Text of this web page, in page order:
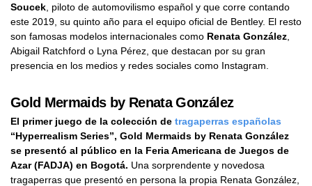
Soucek , piloto de automovilismo español y que corre contando
este 2019, su quinto año para el equipo oficial de Bentley. El resto
son famosas modelos internacionales como Renata González
Abigail Ratchford o Lyna Pérez, que destacan por su gran
presencia en los medios y redes sociales como Instagram.
Gold Mermaids by Renata González
El primer juego de la colección de tragaperras españolas
“Hyperrealism Series”, Gold Mermaids by Renata González
se presentó al público en la Feria Americana de Juegos de
Azar (FADJA) en Bogotá. Una sorprendente y novedosa
tragaperras que presentó en persona la propia Renata González,